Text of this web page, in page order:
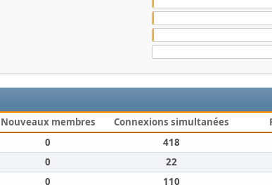
Nouveaux membres Connexions simultanées
0 418
0 22
0 110